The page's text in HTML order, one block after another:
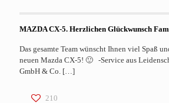
MAZDA CX-5. Herzlichen Glückwunsch
Das gesamte Team wünscht Ihnen viel Spaß
neuen Mazda CX-5! 🙂 -Service aus
GmbH & Co. […]
210